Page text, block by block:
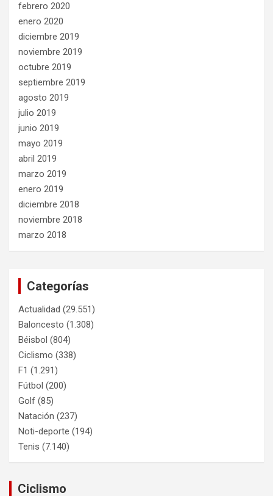
febrero 2020
enero 2020
diciembre 2019
noviembre 2019
octubre 2019
septiembre 2019
agosto 2019
julio 2019
junio 2019
mayo 2019
abril 2019
marzo 2019
enero 2019
diciembre 2018
noviembre 2018
marzo 2018
Categorías
Actualidad (29.551)
Baloncesto (1.308)
Béisbol (804)
Ciclismo (338)
F1 (1.291)
Fútbol (200)
Golf (85)
Natación (237)
Noti-deporte (194)
Tenis (7.140)
Ciclismo